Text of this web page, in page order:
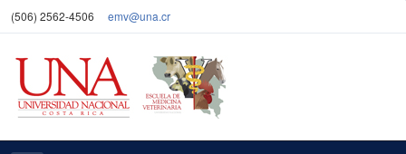
(506) 2562-4506 emv@una.cr